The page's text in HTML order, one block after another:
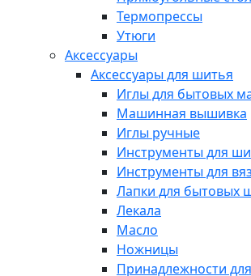
Термопрессы
Утюги
Аксессуары
Аксессуары для шитья
Иглы для бытовых
Машинная вышивка
Иглы ручные
Инструменты для
Инструменты для
Лапки для бытовых
Лекала
Масло
Ножницы
Принадлежности